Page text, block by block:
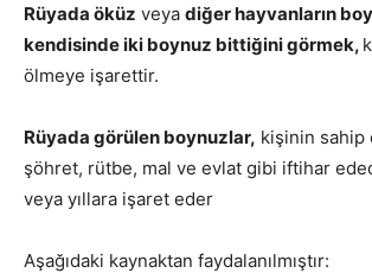
Rüyada öküz veya diğer hayvanların
kendisinde iki boynuz bittiğini görmek,
ölmeye işarettir.
Rüyada görülen boynuzlar, kişinin sahip
şöhret, rütbe, mal ve evlat gibi iftihar
veya yıllara işaret eder
Aşağıdaki kaynaktan faydalanılmıştır: